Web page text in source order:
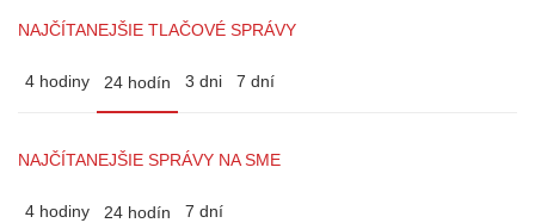
NAJČÍTANEJŠIE TLAČOVÉ SPRÁVY
4 hodiny 24 hodín 3 dni 7 dní
NAJČÍTANEJŠIE SPRÁVY NA SME
4 hodiny 24 hodín 7 dní